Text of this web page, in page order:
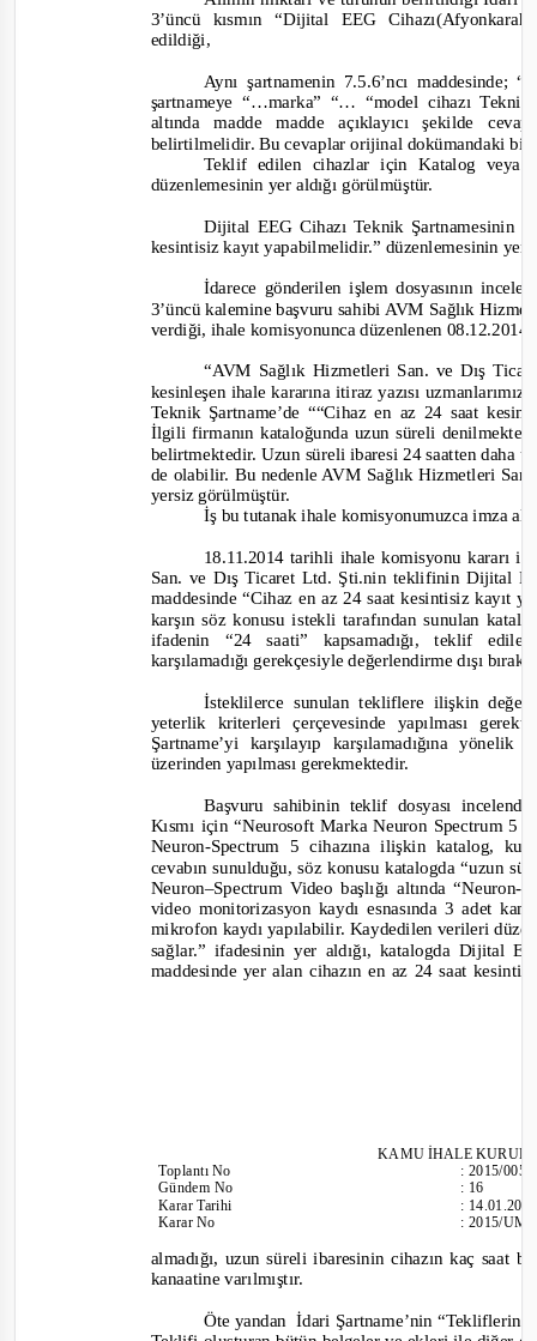
3’üncü kısmın“Dijital EEG
edildiği,
Aynı şartnamenin 7.5.6’ncı maddesinde; “
şartnameye “…marka” “… “model cihazı
altında madde madde açıklayıcı şekilde
belirtilmelidir. Bu cevaplar orijinal dokümandaki
Teklif edilen cihazlar için Katalog veya
düzenlemesinin yer aldığı görülmüştür.
Dijital EEG Cihazı Teknik Şartnamesinin
kesintisiz kayıt yapabilmelidir.” düzenlemesinin yer
İdarece gönderilen işlem dosyasının
3’üncü kalemine başvuru sahibi AVM Sağlık
verdiği, ihale komisyonunca düzenlenen
“AVM Sağlık Hizmetleri San. ve Dış
kesinleşen ihale kararına itiraz yazısı
Teknik Şartname’de ““Cihaz en az 24 saat
İlgili firmanın kataloğunda uzun süreli denilmekte
belirtmektedir. Uzun süreli ibaresi 24 saatten daha
de olabilir. Bu nedenle AVM Sağlık Hizmetleri
yersiz görülmüştür.
İş bu tutanak ihale komisyonumuzca imza
18.11.2014 tarihli ihale komisyonu kararı
San. ve Dış Ticaret Ltd. Şti.nin teklifinin Dijital
maddesinde“Cihaz en az 24 saat kesintisiz kayıt
karşın söz konusu istekli tarafından sunulan
ifadenin “24 saati” kapsamadığı, teklif
karşılamadığı gerekçesiyle değerlendirme dışı
İsteklilerce sunulan tekliflere ilişkin
yeterlik kriterleri çerçevesinde yapılması
Şartname’yi karşılayıp karşılamadığına
üzerinden yapılması gerekmektedir.
Başvuru sahibinin teklif dosyası
Kısmı için “Neurosoft Marka Neuron Spectrum
Neuron-Spectrum5 cihazına ilişkin katalog,
cevabın sunulduğu, söz konusu katalogda “uzun
Neuron–Spectrum Video başlığı altında “Neuron-
video monitorizasyon kaydı esnasında 3 adet
mikrofon kaydı yapılabilir. Kaydedilen verileri
sağlar.” ifadesinin yer aldığı, katalogda Dijital
maddesinde yer alan cihazın en az 24 saat
KAMU İHALE
ToplantıNo
Gündem No
Karar Tarihi
Karar No
:2015/005
: 16
:
:2015/
almadığı, uzun süreli ibaresinin cihazın kaç saat
kanaatine varılmıştır.
Öte yandan İdari Şartname’nin “Tekliflerin